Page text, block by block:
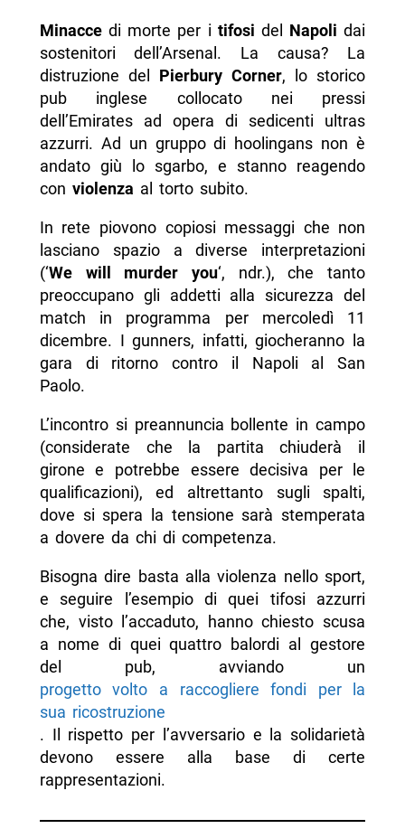
Minaccedi morte per i tifosi del Napoli dai
sostenitori dell’Arsenal. La causa? La
distruzione del Pierbury Corner, lo storico
pub inglese collocato nei pressi
dell’Emirates ad opera di sedicenti ultras
azzurri. Ad un gruppo di hoolingans non è
andato giù lo sgarbo, e stanno reagendo
con violenza al torto subito.
In rete piovono copiosi messaggi che non
lasciano spazio a diverse interpretazioni
(‘We will murder you‘, ndr.), che tanto
preoccupano gli addetti alla sicurezza del
match in programma per mercoledì 11
dicembre. I gunners, infatti, giocheranno la
gara di ritorno contro il Napoli al San
Paolo.
L’incontro si preannuncia bollente in campo
(considerate che la partita chiuderà il
girone e potrebbe essere decisiva per le
qualificazioni), ed altrettanto sugli spalti,
dove si spera la tensione sarà stemperata
a dovere da chi di competenza.
Bisogna dire basta alla violenza nello sport,
e seguire l’esempio di quei tifosi azzurri
che, visto l’accaduto, hanno chiesto scusa
a nome di quei quattro balordi al gestore
del pub, avviando un
progetto volto a raccogliere fondi per la
sua ricostruzione
. Il rispetto per l’avversario e la solidarietà
devono essere alla base di certe
rappresentazioni.